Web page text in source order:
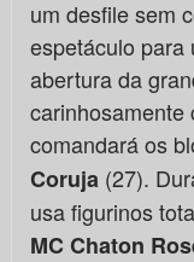
um desfile sem
espetáculo para
abertura da
carinhosamente
comandará os
Coruja (27).
usa figurinos
MC Chaton